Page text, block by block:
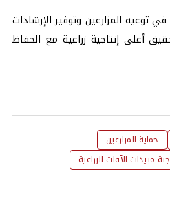
توعية المزارعين وتوفير الإرشادات
أعلى إنتاجية زراعية مع الحفاظ
حماية المزارعين
مبيدات الآفات الزراعية